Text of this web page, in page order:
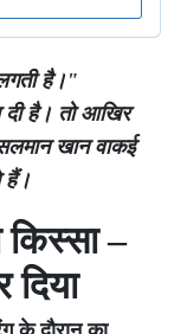
है।"
दी है। तो आखिर
खान वाकई
हैं।
–